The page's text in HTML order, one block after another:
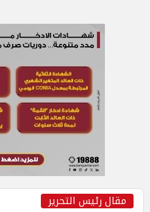
مقال رئيس التحرير